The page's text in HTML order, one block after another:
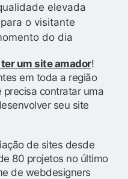
elevada
o visitante
do dia
um site amador!
em toda a região
precisa contratar uma
seu site
de sites desde
80 projetos no último
de webdesigners